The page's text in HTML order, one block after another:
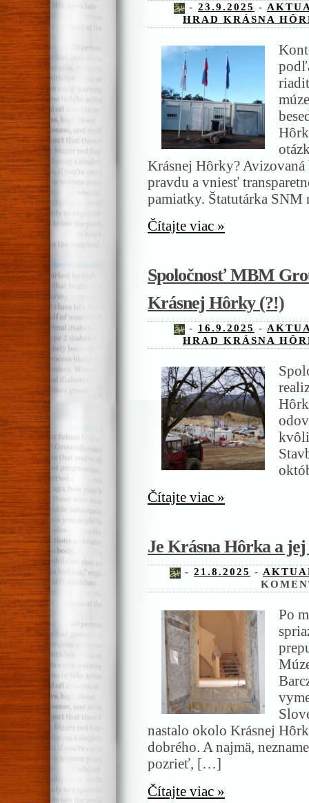
- 23.9.2025 -
HRAD KRÁSNA
Krásnej Hôrky? Avizovaná
pravdu a vniesť
pamiatky. Štatutárka
Čítajte viac »
Spoločnosť MBM
Krásnej Hôrky (?!)
- 16.9.2025 -
HRAD KRÁSNA
Čítajte viac »
Je Krásna Hôrka a jej
- 21.8.2025 -
Po
nastalo okolo Krásnej
dobrého. A najmä,
pozrieť, […]
Čítajte viac »